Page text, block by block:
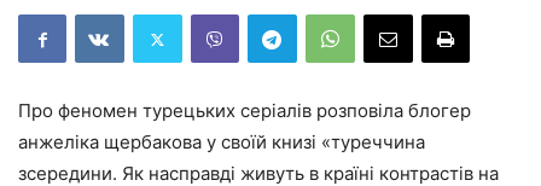
Про феномен турецьких серіалів розповіла блогер
анжеліка щербакова у своїй книзі «туреччина
зсередини. Як насправді живуть в країні контрастів на